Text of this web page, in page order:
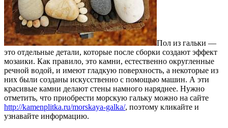
Пол из гальки —
это отдельные детали, которые после сборки создают эффект
мозаики. Как правило, это камни, естественно округленные
речной водой, и имеют гладкую поверхность, а некоторые из
них были созданы искусственно с помощью машин. А эти
красивые камни делают стены намного наряднее. Нужно
отметить, что приобрести морскую гальку можно на сайте
http://kamenplitka.ru/morskaya-galka/, поэтому кликайте и
узнавайте информацию.